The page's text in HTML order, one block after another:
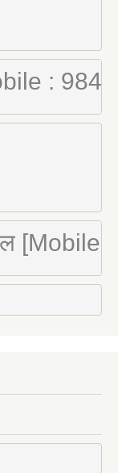
:
[Mobile